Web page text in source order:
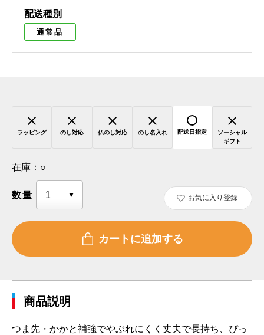
配送種別
通常品
ラッピング のし対応 仏のし対応 のし名入れ 配送日指定
ソーシャル
ギフト
在庫： ○
数量 お気に入り登録
商品説明
つま先・かかと補強でやぶれにくく丈夫で長持ち、ぴっ